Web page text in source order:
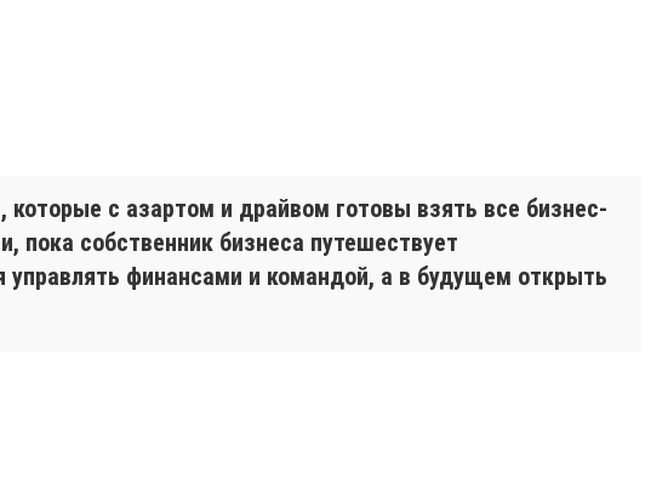
с азартом и драйвом готовы взять все бизнес-
пока собственник бизнеса путешествует
финансами и командой, а в будущем открыть